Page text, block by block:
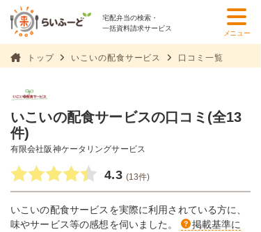
宅配弁当の検索・
一括資料請求サービス
メニュー
トップ いこいの配食サービス 口コミ一覧
いこいの配食サービスの口コミ(全13
件)
有限会社阪神ケータリングサービス
4.3 (13件)
いこいの配食サービスを実際に利用されている方に、
味やサービス等の感想を伺いました。
掲載基準に